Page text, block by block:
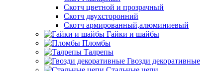
Скотч цветной и прозрачный
Скотч двухсторонний
Скотч армированный,алюминиевый
Гайки и шайбы
Пломбы
Талрепы
Гвозди декоративные